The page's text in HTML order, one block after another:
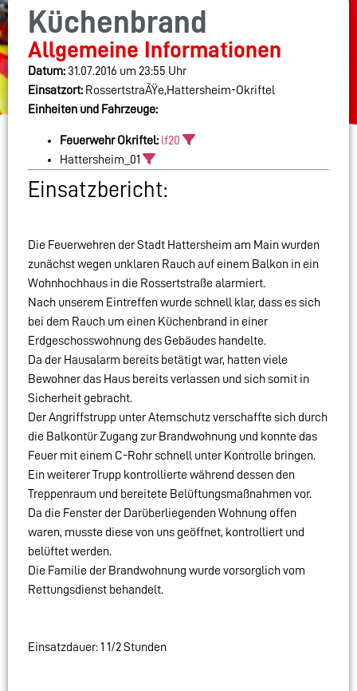
Küchenbrand
Allgemeine Informationen
Datum: 31.07.2016 um 23:55 Uhr
Einsatzort: RossertstraÃŸe,Hattersheim-Okriftel
Einheiten und Fahrzeuge:
Feuerwehr Okriftel: lf20
Hattersheim_01
Einsatzbericht:
Die Feuerwehren der Stadt Hattersheim am Main wurden
zunächst wegen unklaren Rauch auf einem Balkon in ein
Wohnhochhaus in die Rossertstraße alarmiert.
Nach unserem Eintreffen wurde schnell klar, dass es sich
bei dem Rauch um einen Küchenbrand in einer
Erdgeschosswohnung des Gebäudes handelte.
Da der Hausalarm bereits betätigt war, hatten viele
Bewohner das Haus bereits verlassen und sich somit in
Sicherheit gebracht.
Der Angriffstrupp unter Atemschutz verschaffte sich durch
die Balkontür Zugang zur Brandwohnung und konnte das
Feuer mit einem C-Rohr schnell unter Kontrolle bringen.
Ein weiterer Trupp kontrollierte während dessen den
Treppenraum und bereitete Belüftungsmaßnahmen vor.
Da die Fenster der Darüberliegenden Wohnung offen
waren, musste diese von uns geöffnet, kontrolliert und
belüftet werden.
Die Familie der Brandwohnung wurde vorsorglich vom
Rettungsdienst behandelt.
Einsatzdauer: 1 1/2 Stunden